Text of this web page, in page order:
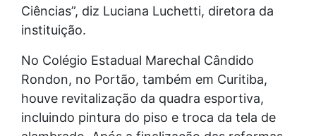
Ciências”, diz Luciana Luchetti, diretora da
instituição.
No Colégio Estadual Marechal Cândido
Rondon, no Portão, também em Curitiba,
houve revitalização da quadra esportiva,
incluindo pintura do piso e troca da tela de